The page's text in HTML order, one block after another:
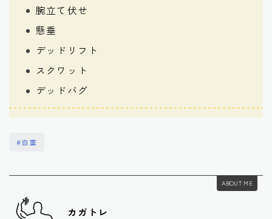
腕立て伏せ
懸垂
デッドリフト
スクワット
デッドバグ
#自重
ABOUT ME
カガトレ